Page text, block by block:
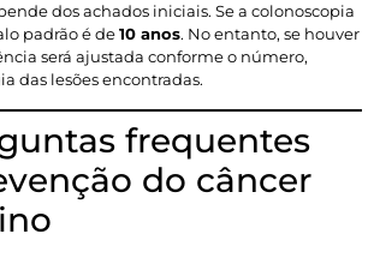
dos achados iniciais. Se a colonoscopia
padrão é de10 anos. No entanto, se houver
será ajustada conforme o número,
das lesões encontradas.
frequentes
do câncer